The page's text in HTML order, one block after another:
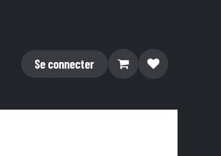
Se connecter